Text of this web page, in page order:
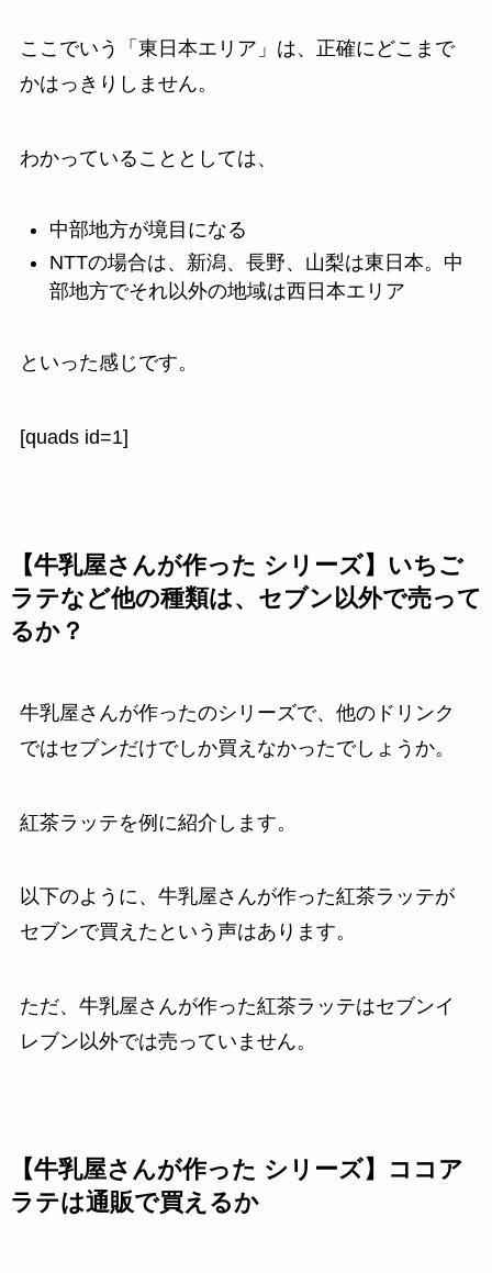
ここでいう「東日本エリア」は、正確にどこまで
かはっきりしません。
わかっていることとしては、
中部地方が境目になる
NTTの場合は、新潟、長野、山梨は東日本。中
部地方でそれ以外の地域は西日本エリア
といった感じです。
[quads id=1]
【牛乳屋さんが作った シリーズ】いちご
ラテなど他の種類は、セブン以外で売って
るか？
牛乳屋さんが作ったのシリーズで、他のドリンク
ではセブンだけでしか買えなかったでしょうか。
紅茶ラッテを例に紹介します。
以下のように、牛乳屋さんが作った紅茶ラッテが
セブンで買えたという声はあります。
ただ、牛乳屋さんが作った紅茶ラッテはセブンイ
レブン以外では売っていません。
【牛乳屋さんが作った シリーズ】ココア
ラテは通販で買えるか